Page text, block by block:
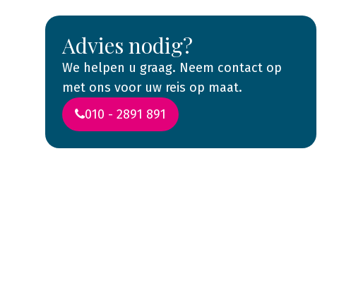
Advies nodig?
We helpen u graag. Neem contact op
met ons voor uw reis op maat.
010 - 2891 891